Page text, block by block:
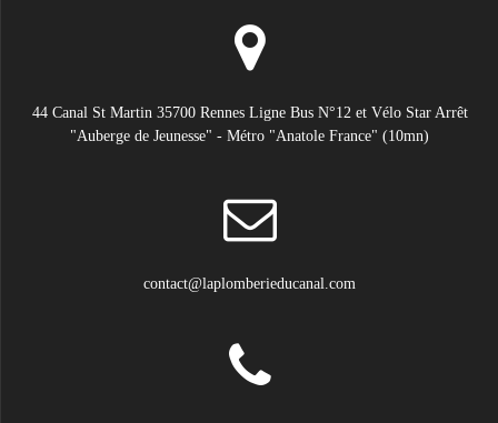
44 Canal St Martin 35700 Rennes Ligne Bus N°12 et Vélo Star Arrêt
"Auberge de Jeunesse" - Métro "Anatole France" (10mn)
contact@laplomberieducanal.com